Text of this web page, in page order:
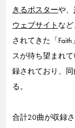
きるポスターや、
ウェブサイト な
されてきた「
スが待ち望まれ
録されており、
る。
合計20曲が収録さ